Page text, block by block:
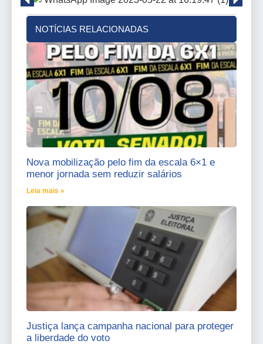
NOTÍCIAS RELACIONADAS
Nova mobilização pelo fim da escala 6×1 e
menor jornada sem reduzir salários
Leia mais »
Justiça lança campanha nacional para proteger
a liberdade do voto